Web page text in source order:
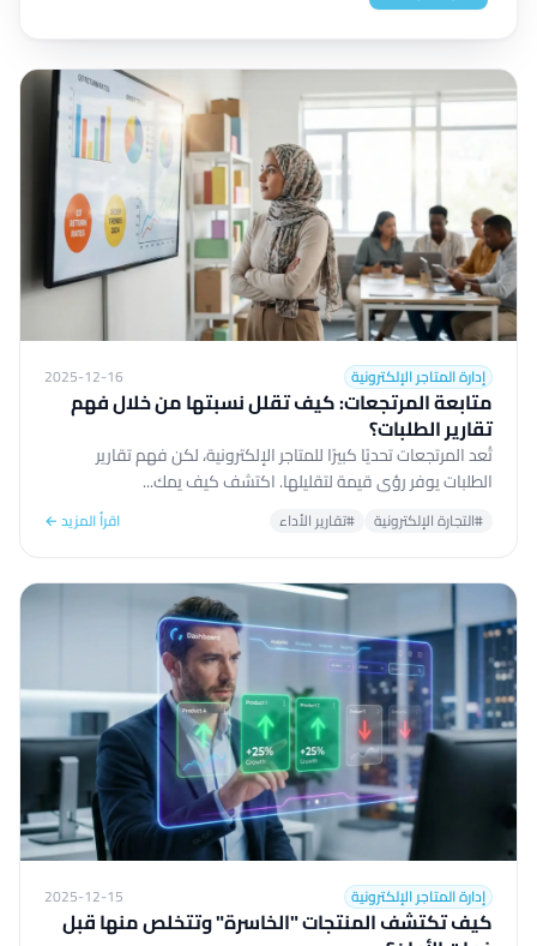
إدارة المتاجر الإلكترونية 2025-12-16
متابعة المرتجعات: كيف تقلل نسبتها من خلال فهم
تقارير الطلبات؟
تُعد المرتجعات تحديًا كبيرًا للمتاجر الإلكترونية، لكن فهم تقارير
الطلبات يوفر رؤى قيمة لتقليلها. اكتشف كيف يمك...
#التجارة الإلكترونية #تقارير الأداء اقرأ المزيد ←
إدارة المتاجر الإلكترونية 2025-12-15
كيف تكتشف المنتجات "الخاسرة" وتتخلص منها قبل